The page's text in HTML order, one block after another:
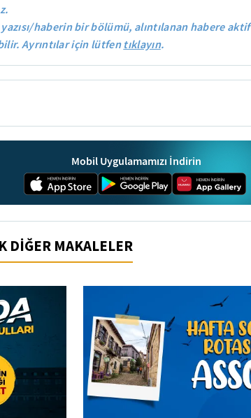
haberin bir bölümü, alıntılanan habere aktif
Ayrıntılar için lütfentıklayın.
Mobil Uygulamamızı İndirin
DİĞER MAKALELER